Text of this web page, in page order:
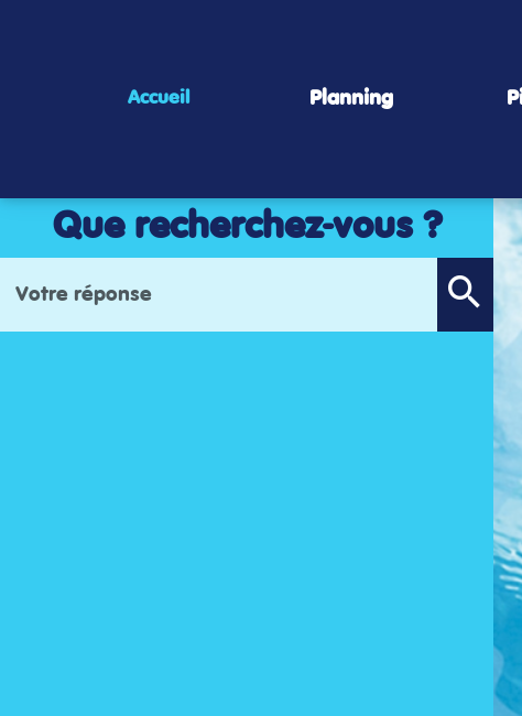
Accueil Planning
Que recherchez-vous ?